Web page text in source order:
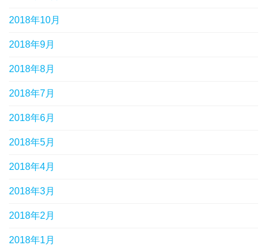
2018年10月
2018年9月
2018年8月
2018年7月
2018年6月
2018年5月
2018年4月
2018年3月
2018年2月
2018年1月